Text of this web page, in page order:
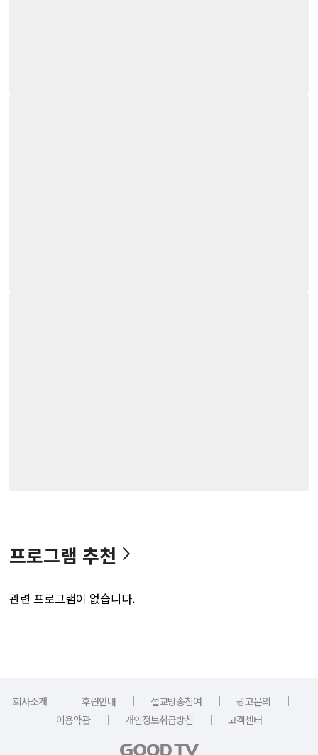
프로그램 추천
관련 프로그램이 없습니다.
회사소개 ｜ 후원안내 ｜ 설교방송참여 ｜ 광고문의
｜
이용약관
｜ 개인정보취급방침 ｜ 고객센터